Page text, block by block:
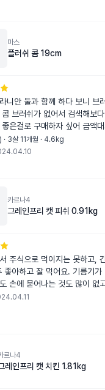
마스
플러쉬 콤 19cm
과 함께 하다 보니 브러쉬 종류별로 가
없어서 검색해보다 되도록 브랜드
금액대가 조금 있어도
이 좋· 3살 11개월 · 4.6kg
카르나4
그레인프리 캣 피쉬 0.91kg
주식으로 먹이지는 못하고,
좋아하고 잘 먹어요. 기름기가
손에 묻어나는 것도 많이 없
르나4
레인프리 캣 치킨 1.81kg